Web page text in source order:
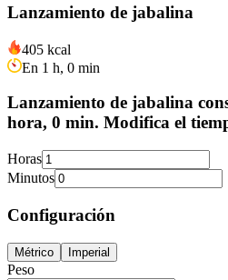
Lanzamiento de jabalina
405 kcal
En 1 h, 0 min
Lanzamiento de jabalina
hora, 0 min. Modifica el
Horas
Minutos
Configuración
Métrico Imperial
Peso